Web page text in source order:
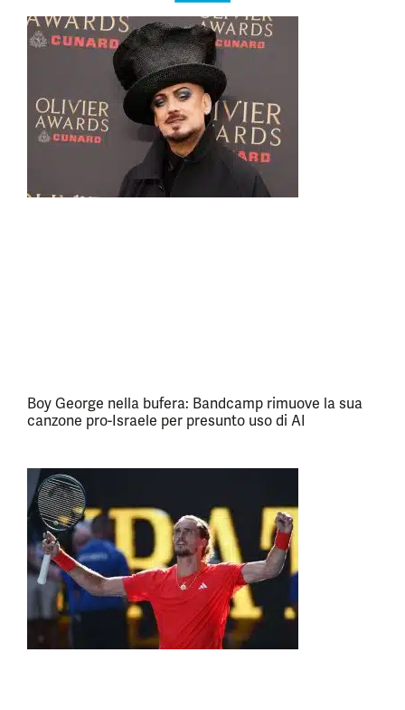
Boy George nella bufera: Bandcamp rimuove la sua
canzone pro-Israele per presunto uso di AI